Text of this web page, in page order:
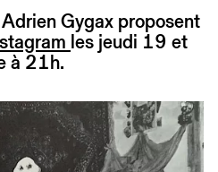
Gygax proposent
les jeudi 19 et
à 21h.